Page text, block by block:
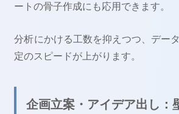
ートの骨子作成にも応用できます。
分析にかける工数を抑えつつ、デー
定のスピードが上がります。
企画立案・アイデア出し：